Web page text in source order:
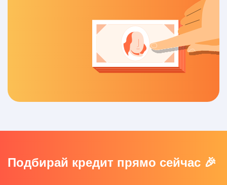
Подбирай кредит прямо сейчас 🎉